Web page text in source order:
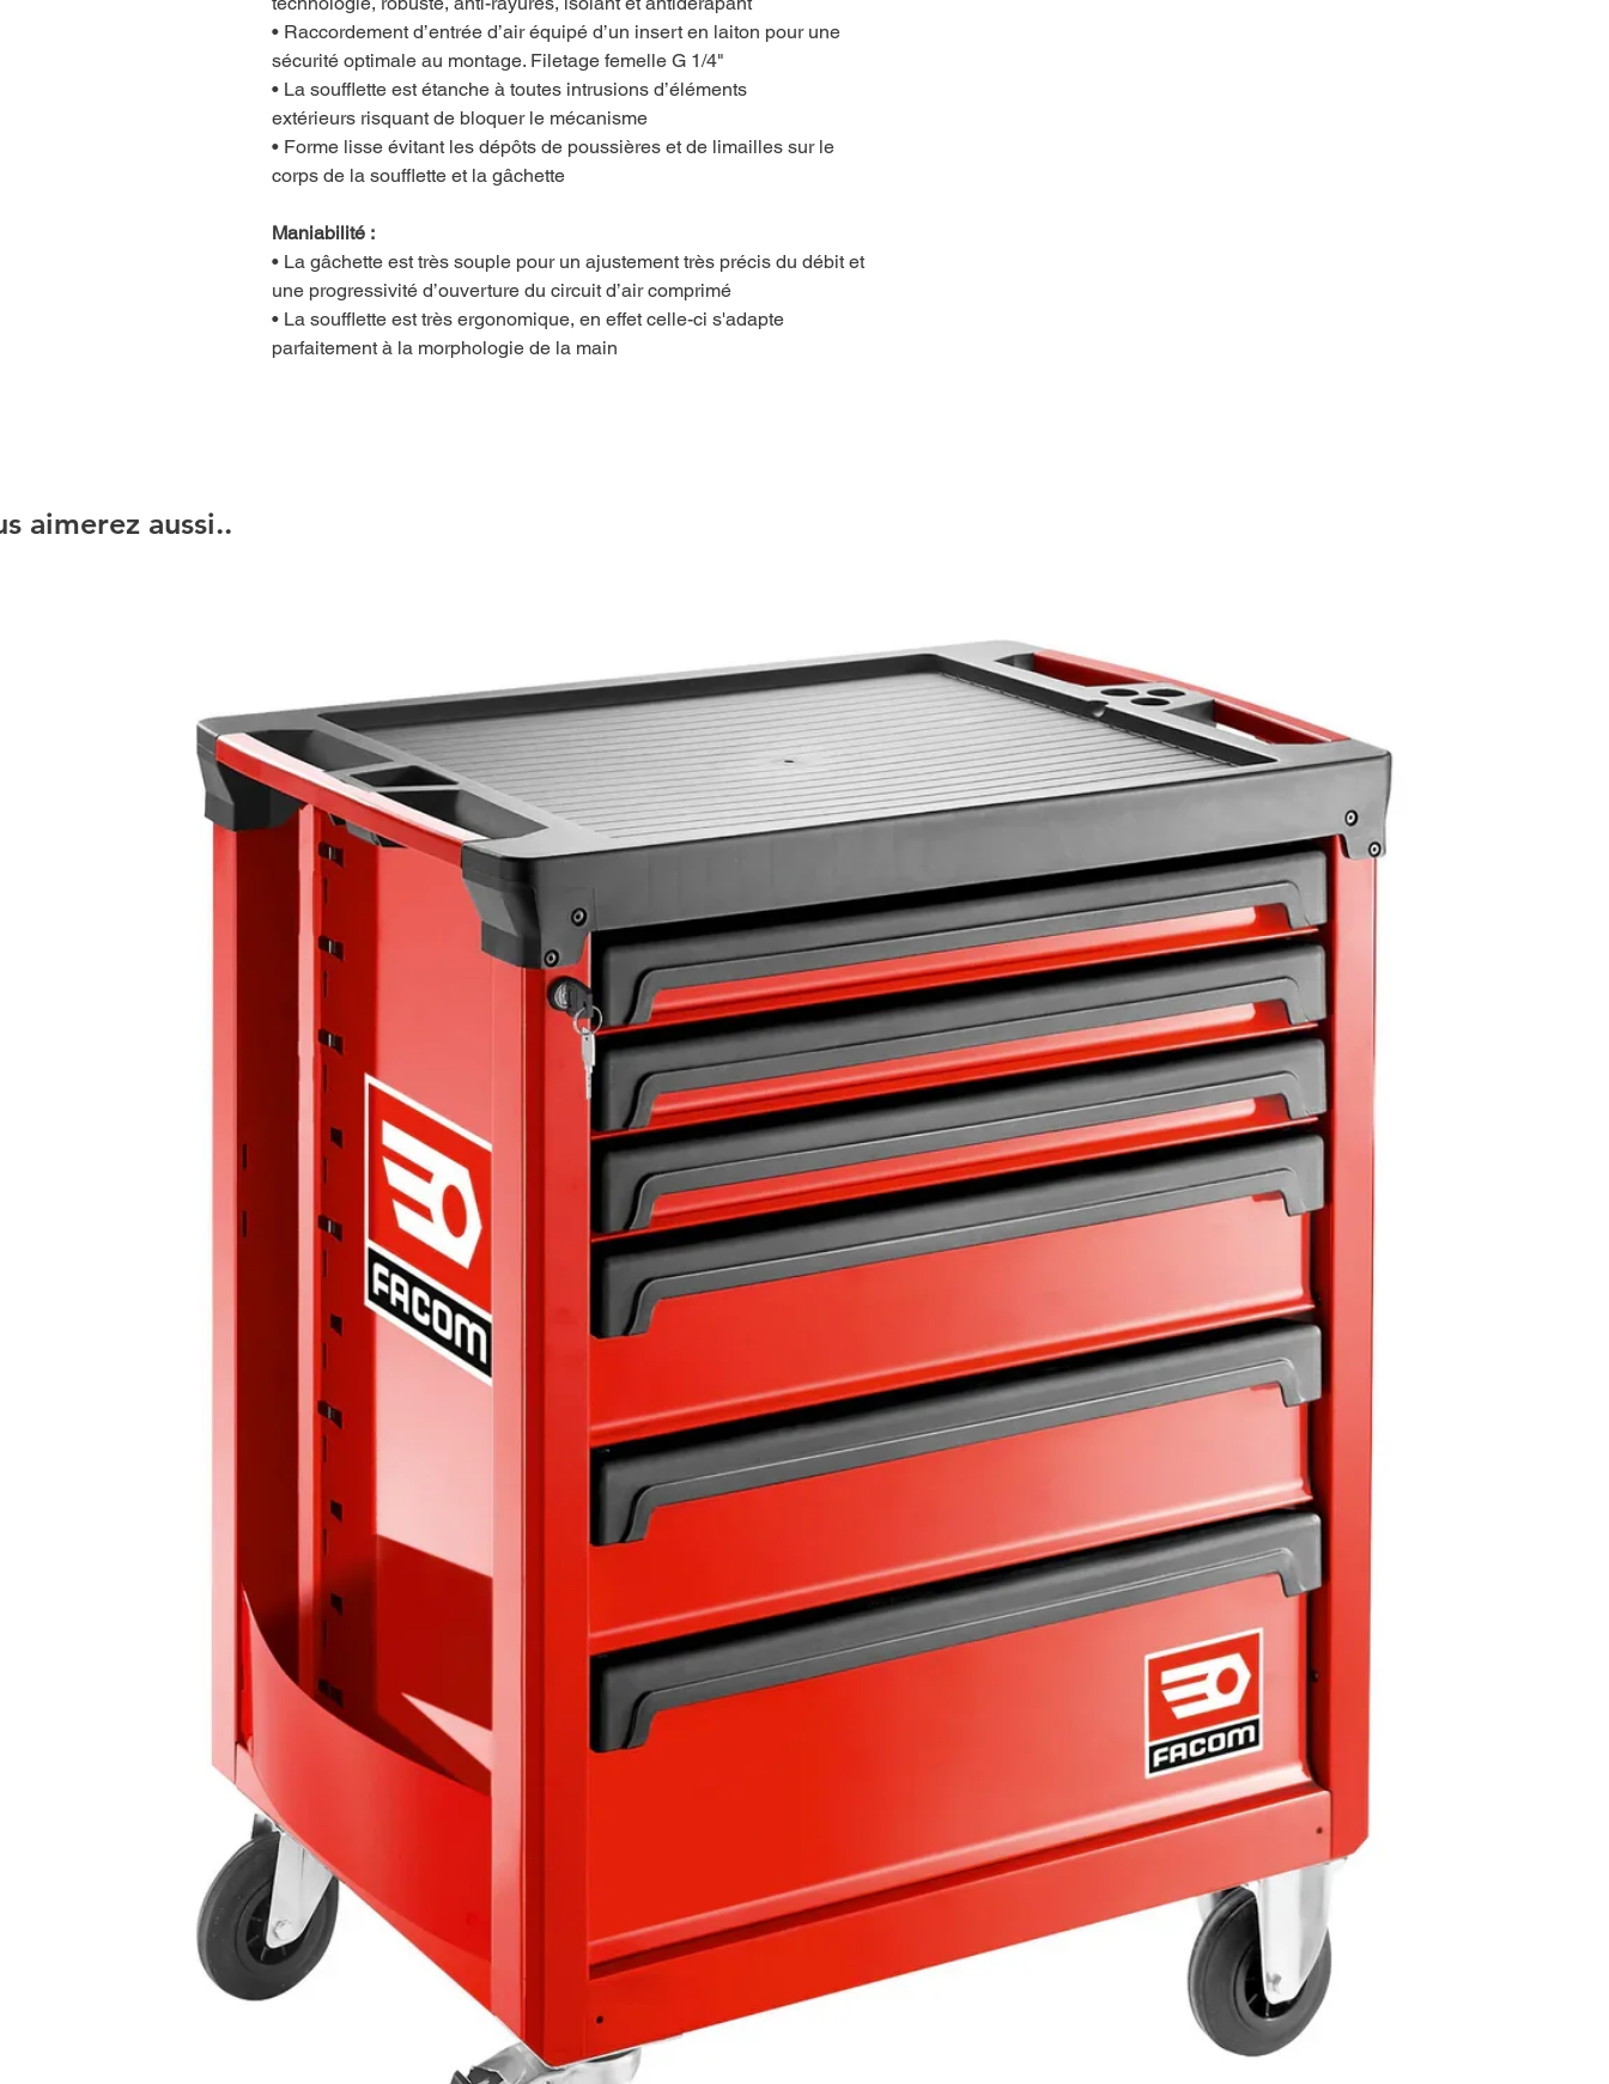
• Raccordement d’entrée d’air équipé d’un insert en laiton pour une
sécurité optimale au montage. Filetage femelle G 1/4"
• La soufflette est étanche à toutes intrusions d’éléments
extérieurs risquant de bloquer le mécanisme
• Forme lisse évitant les dépôts de poussières et de limailles sur le
corps de la soufflette et la gâchette
Maniabilité :
• La gâchette est très souple pour un ajustement très précis du débit et
une progressivité d’ouverture du circuit d’air comprimé
• La soufflette est très ergonomique, en effet celle-ci s'adapte
parfaitement à la morphologie de la main
aimerez aussi..